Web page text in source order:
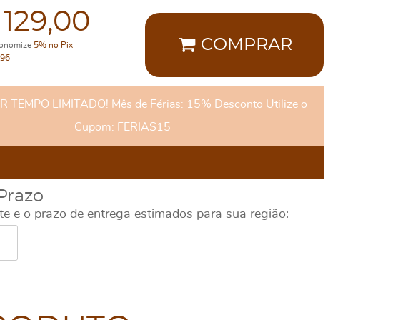
5% no Pix
COMPRAR
TEMPO LIMITADO! Mês de Férias: 15% Desconto Utilize o
Cupom: FERIAS15
e o prazo de entrega estimados para sua região: